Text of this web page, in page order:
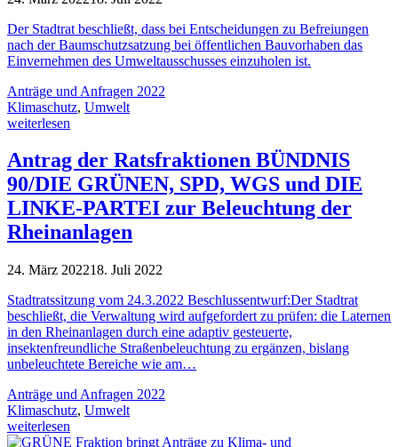
Der Stadtrat beschließt, dass bei Entscheidungen zu Befreiungen
nach der Baumschutzsatzung bei öffentlichen Bauvorhaben das
Einvernehmen des Umweltausschusses einzuholen ist.
Anträge und Anfragen 2022
Klimaschutz, Umwelt
weiterlesen
Antrag der Ratsfraktionen BÜNDNIS
90/DIE GRÜNEN, SPD, WGS und DIE
LINKE-PARTEI zur Beleuchtung der
Rheinanlagen
24. März 202218. Juli 2022
Stadtratssitzung vom 24.3.2022 Beschlussentwurf:Der Stadtrat
beschließt, die Verwaltung wird aufgefordert zu prüfen: die Laternen
in den Rheinanlagen durch eine adaptiv gesteuerte,
insektenfreundliche Straßenbeleuchtung zu ergänzen, bislang
unbeleuchtete Bereiche wie am…
Anträge und Anfragen 2022
Klimaschutz, Umwelt
weiterlesen